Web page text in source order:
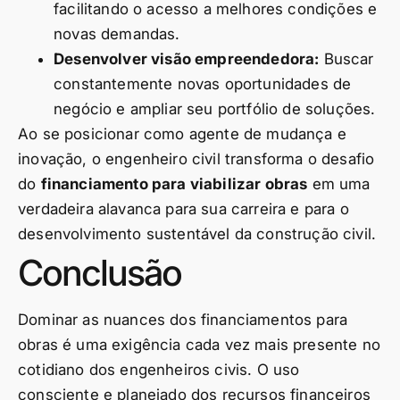
facilitando o acesso a melhores condições e
novas demandas.
Desenvolver visão empreendedora: Buscar
constantemente novas oportunidades de
negócio e ampliar seu portfólio de soluções.
Ao se posicionar como agente de mudança e
inovação, o engenheiro civil transforma o desafio
do financiamento para viabilizar obras em uma
verdadeira alavanca para sua carreira e para o
desenvolvimento sustentável da construção civil.
Conclusão
Dominar as nuances dos financiamentos para
obras é uma exigência cada vez mais presente no
cotidiano dos engenheiros civis. O uso
consciente e planejado dos recursos financeiros